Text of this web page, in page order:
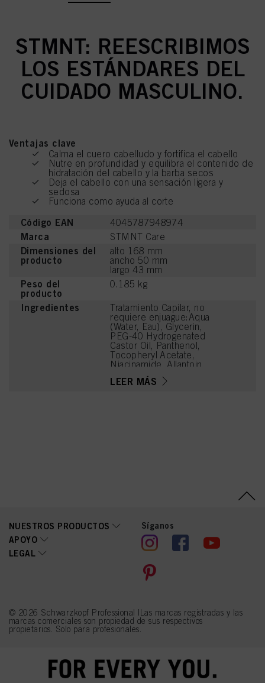
STMNT: REESCRIBIMOS
LOS ESTÁNDARES DEL
CUIDADO MASCULINO.
Ventajas clave
Calma el cuero cabelludo y fortifica el cabello
Nutre en profundidad y equilibra el contenido de
hidratación del cabello y la barba secos
Deja el cabello con una sensación ligera y
sedosa
Funciona como ayuda al corte
Código EAN 4045787948974
Marca STMNT Care
Dimensiones del
producto
alto 168 mm
ancho 50 mm
largo 43 mm
Peso del
producto
0.185 kg
Ingredientes
Tratamiento Capilar, no
requiere enjuague:Aqua
(Water, Eau), Glycerin,
PEG-40 Hydrogenated
Castor Oil, Panthenol,
Tocopheryl Acetate,
Niacinamide, Allantoin,
Phenoxyethanol, Sodium
Benzoate, Parfum
LEER MÁS
NUESTROS PRODUCTOS
APOYO
LEGAL
Síganos
© 2026 Schwarzkopf Professional |Las marcas registradas y las
marcas comerciales son propiedad de sus respectivos
propietarios. Solo para profesionales.